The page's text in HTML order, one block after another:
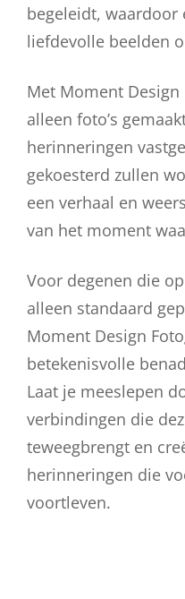
begeleidt, waardoor
liefdevolle beelden
Met Moment
alleen foto’s
herinneringen
gekoesterd zullen
een verhaal en
van het moment
Voor degenen die
alleen standaard
Moment Design
betekenisvolle
Laat je meeslepen
verbindingen die
teweegbrengt en
herinneringen die
voortleven.